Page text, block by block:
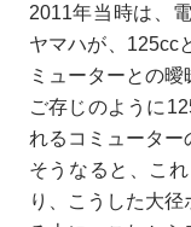
2011年当時は、
ヤマハが、125cc
ミューターとの曖
ご存じのように
れるコミューター
そうなると、こ
り、こうした大